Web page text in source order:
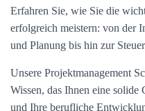
Erfahren Sie, wie Sie die
erfolgreich meistern: von der
und Planung bis hin zur
Unsere Projektmanagement
Wissen, das Ihnen eine
und Ihre berufliche